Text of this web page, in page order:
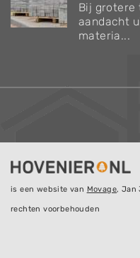
Bij grotere
aandacht
materia...
is een website van Movage, Jan
rechten voorbehouden